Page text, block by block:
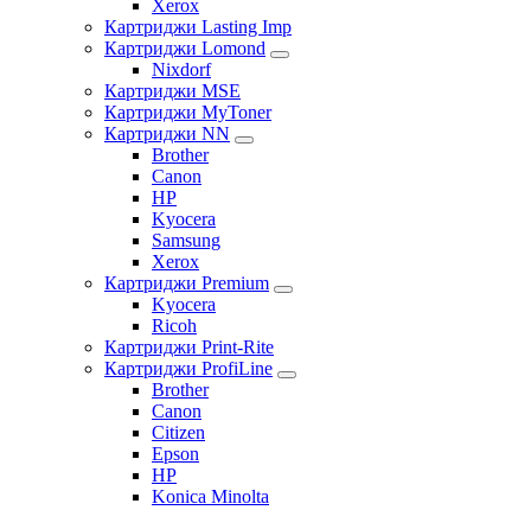
Xerox
Картриджи Lasting Imp
Картриджи Lomond
Nixdorf
Картриджи MSE
Картриджи MyToner
Картриджи NN
Brother
Canon
HP
Kyocera
Samsung
Xerox
Картриджи Premium
Kyocera
Ricoh
Картриджи Print-Rite
Картриджи ProfiLine
Brother
Canon
Citizen
Epson
HP
Konica Minolta